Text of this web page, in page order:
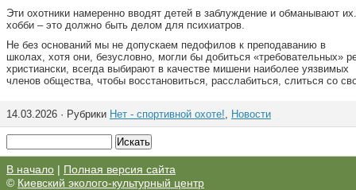
Эти охотники намеренно вводят детей в заблуждение и обманывают
хобби – это должно быть делом для психиатров.
Не без оснований мы не допускаем педофилов к преподаванию в
школах, хотя они, безусловно, могли бы добиться
христиански, всегда выбирают в качестве мишени наиболее уязвимых
членов общества, чтобы восстановиться, расслабиться, слиться со
14.03.2026 · Рубрики Нет - спортивной охоте!, Новости
В начало | Полная версия сайта
© Киевский эколого-культурный центр